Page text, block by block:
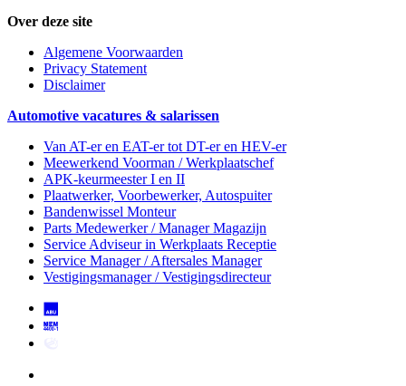
Over deze site
Algemene Voorwaarden
Privacy Statement
Disclaimer
Automotive vacatures & salarissen
Van AT-er en EAT-er tot DT-er en HEV-er
Meewerkend Voorman / Werkplaatschef
APK-keurmeester I en II
Plaatwerker, Voorbewerker, Autospuiter
Bandenwissel Monteur
Parts Medewerker / Manager Magazijn
Service Adviseurin Werkplaats Receptie
Service Manager / Aftersales Manager
Vestigingsmanager / Vestigingsdirecteur